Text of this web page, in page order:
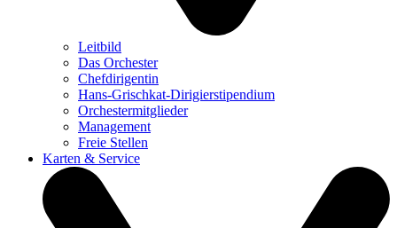
Leitbild
Das Orchester
Chefdirigentin
Hans-Grischkat-Dirigierstipendium
Orchestermitglieder
Management
Freie Stellen
Karten & Service